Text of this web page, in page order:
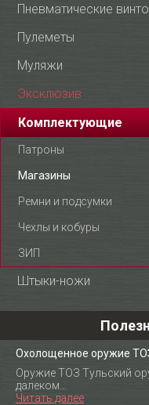
Пневматические
Пулеметы
Муляжи
Эксклюзив
Комплектующие
Патроны
Магазины
Ремни и подсумки
Чехлы и кобуры
ЗИП
Штыки-ножи
Охолощенное оружие
Оружие ТОЗ Тульский
далеком…
Читать далее